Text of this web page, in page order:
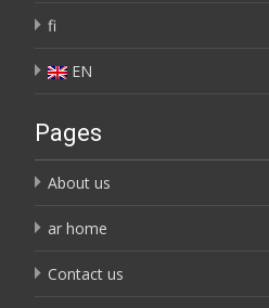
fi
EN
Pages
About us
ar home
Contact us